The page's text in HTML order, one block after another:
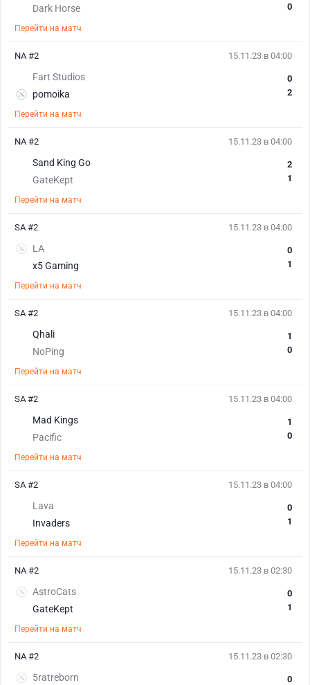
Dark Horse
0
Перейти на матч
15.11.23 в 04:00
Fart Studios
pomoika
0
2
Перейти на матч
NA #2
15.11.23 в 04:00
Sand King Go
GateKept
2
1
Перейти на матч
NA #2
15.11.23 в 04:00
LA
x5 Gaming
0
1
Перейти на матч
SA #2
15.11.23 в 04:00
Qhali
NoPing
1
0
Перейти на матч
SA #2
15.11.23 в 04:00
Mad Kings
Pacific
1
0
Перейти на матч
SA #2
15.11.23 в 04:00
Lava
Invaders
0
1
Перейти на матч
SA #2
15.11.23 в 02:30
AstroCats
GateKept
0
1
Перейти на матч
NA #2
15.11.23 в 02:30
5ratreborn 0
NA #2